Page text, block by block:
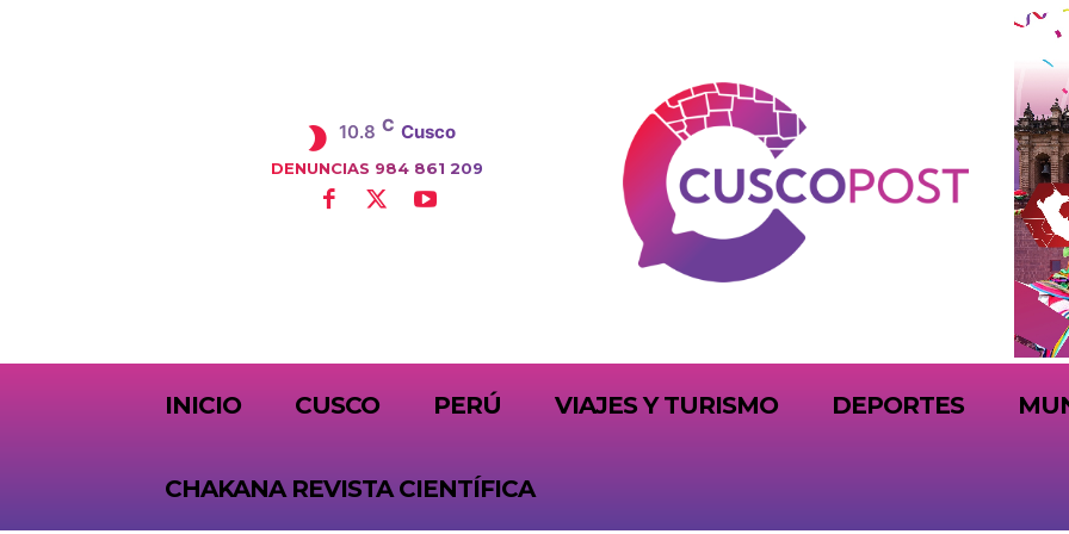
10.8 C Cusco
DENUNCIAS 984 861 209
INICIO CUSCO PERÚ VIAJES Y TURISMO DEPORTES
CHAKANA REVISTA CIENTÍFICA